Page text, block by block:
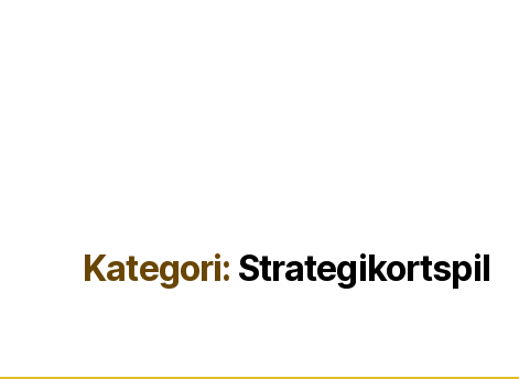
Kategori: Strategikortspil